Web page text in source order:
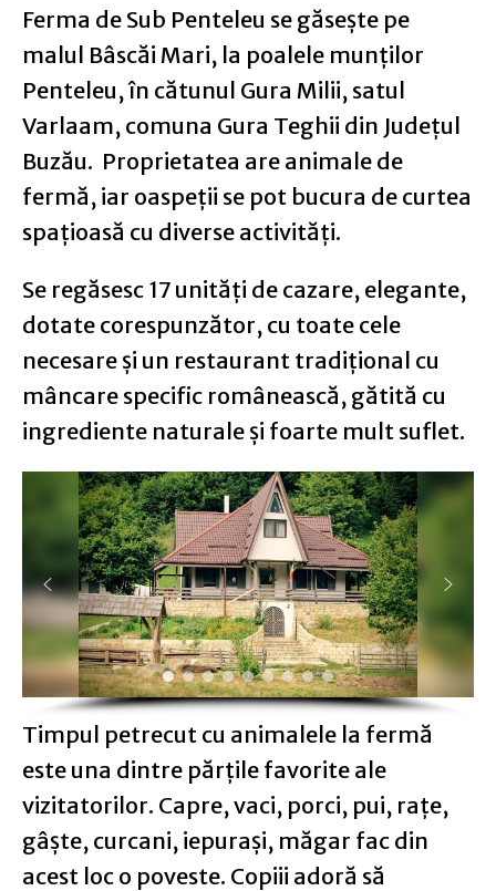
Ferma de Sub Penteleu se găsește pe
malul Bâscăi Mari, la poalele munților
Penteleu, în cătunul Gura Milii, satul
Varlaam, comuna Gura Teghii din Județul
Buzău. Proprietatea are animale de
fermă, iar oaspeţii se pot bucura de curtea
spaţioasă cu diverse activități.
Se regăsesc 17 unități de cazare, elegante,
dotate corespunzător, cu toate cele
necesare și un restaurant tradițional cu
mâncare specific românească, gătită cu
ingrediente naturale și foarte mult suflet.
Timpul petrecut cu animalele la fermă
este una dintre părțile favorite ale
vizitatorilor. Capre, vaci, porci, pui, rațe,
gâște, curcani, iepurași, măgar fac din
acest loc o poveste. Copiii adoră să